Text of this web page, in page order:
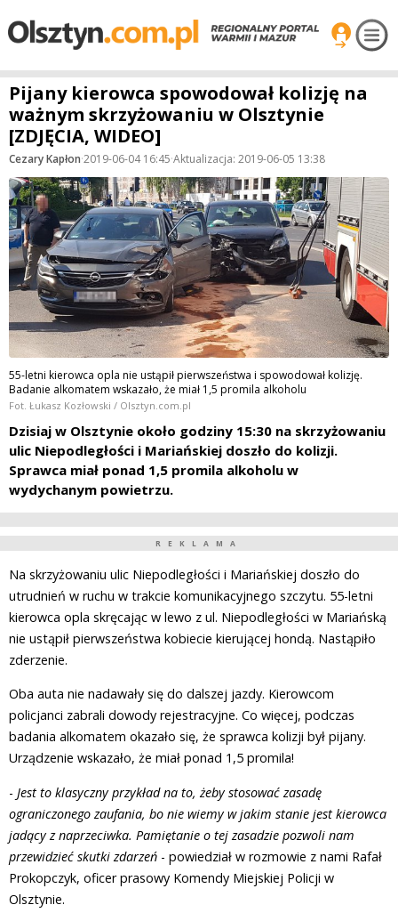
Pijany kierowca spowodował kolizję na
ważnym skrzyżowaniu w Olsztynie
[ZDJĘCIA, WIDEO]
Cezary Kapłon·2019-06-04 16:45·Aktualizacja: 2019-06-05 13:38
55-letni kierowca opla nie ustąpił pierwszeństwa i spowodował kolizję.
Badanie alkomatem wskazało, że miał 1,5 promila alkoholu
Fot. Łukasz Kozłowski / Olsztyn.com.pl
Dzisiaj w Olsztynie około godziny 15:30 na skrzyżowaniu
ulic Niepodległości i Mariańskiej doszło do kolizji.
Sprawca miał ponad 1,5 promila alkoholu w
wydychanym powietrzu.
REKLAMA
Na skrzyżowaniu ulic Niepodległości i Mariańskiej doszło do
utrudnień w ruchu w trakcie komunikacyjnego szczytu. 55-letni
kierowca opla skręcając w lewo z ul. Niepodległości w Mariańską
nie ustąpił pierwszeństwa kobiecie kierującej hondą. Nastąpiło
zderzenie.
Oba auta nie nadawały się do dalszej jazdy. Kierowcom
policjanci zabrali dowody rejestracyjne. Co więcej, podczas
badania alkomatem okazało się, że sprawca kolizji był pijany.
Urządzenie wskazało, że miał ponad 1,5 promila!
- Jest to klasyczny przykład na to, żeby stosować zasadę
ograniczonego zaufania, bo nie wiemy w jakim stanie jest kierowca
jadący z naprzeciwka. Pamiętanie o tej zasadzie pozwoli nam
przewidzieć skutki zdarzeń - powiedział w rozmowie z nami Rafał
Prokopczyk, oficer prasowy Komendy Miejskiej Policji w
Olsztynie.